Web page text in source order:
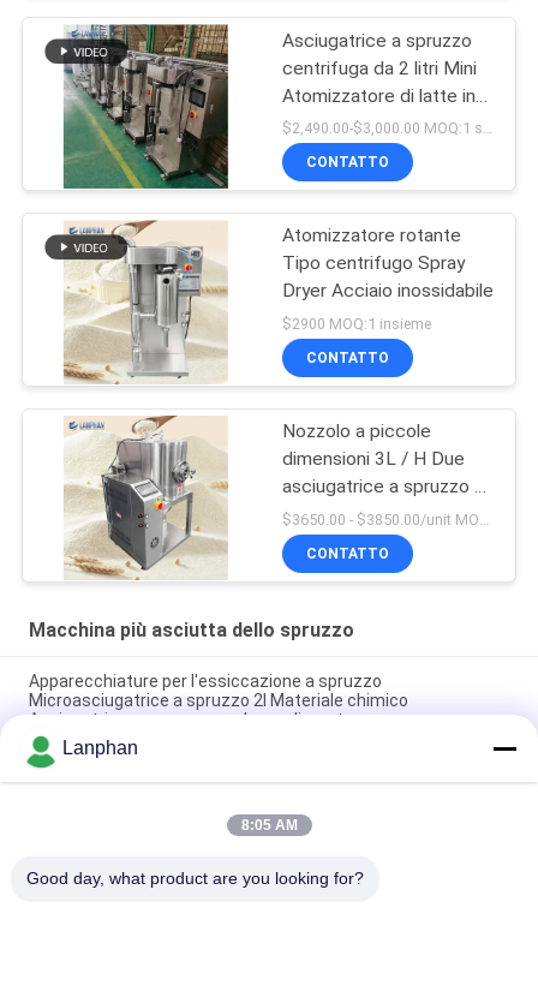
Asciugatrice a spruzzo
centrifuga da 2 litri Mini
Atomizzatore di latte in
polvere liquido per
laboratorio
$2,490.00-$3,000.00 MOQ:1 set
CONTATTO
Atomizzatore rotante
Tipo centrifugo Spray
Dryer Acciaio inossidabile
$2900 MOQ:1 insieme
CONTATTO
Nozzolo a piccole
dimensioni 3L / H Due
asciugatrice a spruzzo di
latte liquido per fare
polvere di latte di siero di
uova
CONTATTO
Macchina più asciutta dello spruzzo
Apparecchiature per l'essiccazione a spruzzo
Microasciugatrice a spruzzo 2l Materiale chimico
Asciugatrice a spruzzo a polvere alimentare
Pilot Spray Dry Machine Spray Drying Machine Piccolo
asciugatore a spruzzo per lieviti in polvere
2L/h Spray atomizer asciugatrice sistema di asciugatura a
Lanphan
8:05 AM
Good day, what product are you looking for?